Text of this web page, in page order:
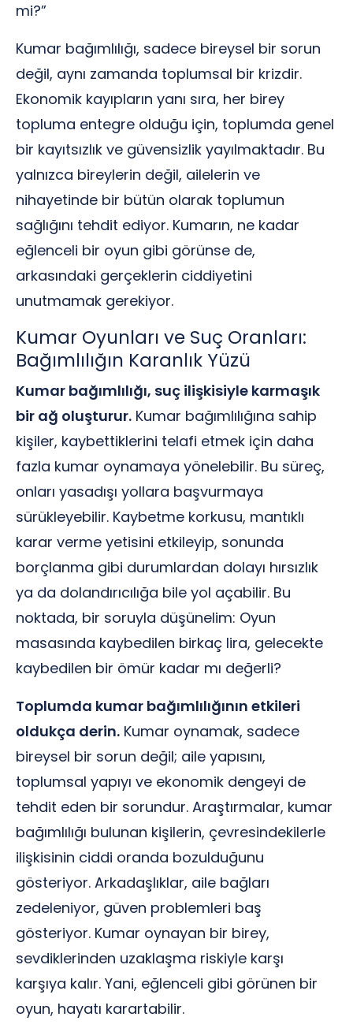
mi?”
Kumar bağımlılığı, sadece bireysel bir sorun
değil, aynı zamanda toplumsal bir krizdir.
Ekonomik kayıpların yanı sıra, her birey
topluma entegre olduğu için, toplumda genel
bir kayıtsızlık ve güvensizlik yayılmaktadır. Bu
yalnızca bireylerin değil, ailelerin ve
nihayetinde bir bütün olarak toplumun
sağlığını tehdit ediyor. Kumarın, ne kadar
eğlenceli bir oyun gibi görünse de,
arkasındaki gerçeklerin ciddiyetini
unutmamak gerekiyor.
Kumar Oyunları ve Suç Oranları:
Bağımlılığın Karanlık Yüzü
Kumar bağımlılığı, suç ilişkisiyle karmaşık
bir ağ oluşturur. Kumar bağımlılığına sahip
kişiler, kaybettiklerini telafi etmek için daha
fazla kumar oynamaya yönelebilir. Bu süreç,
onları yasadışı yollara başvurmaya
sürükleyebilir. Kaybetme korkusu, mantıklı
karar verme yetisini etkileyip, sonunda
borçlanma gibi durumlardan dolayı hırsızlık
ya da dolandırıcılığa bile yol açabilir. Bu
noktada, bir soruyla düşünelim: Oyun
masasında kaybedilen birkaç lira, gelecekte
kaybedilen bir ömür kadar mı değerli?
Toplumda kumar bağımlılığının etkileri
oldukça derin. Kumar oynamak, sadece
bireysel bir sorun değil; aile yapısını,
toplumsal yapıyı ve ekonomik dengeyi de
tehdit eden bir sorundur. Araştırmalar, kumar
bağımlılığı bulunan kişilerin, çevresindekilerle
ilişkisinin ciddi oranda bozulduğunu
gösteriyor. Arkadaşlıklar, aile bağları
zedeleniyor, güven problemleri baş
gösteriyor. Kumar oynayan bir birey,
sevdiklerinden uzaklaşma riskiyle karşı
karşıya kalır. Yani, eğlenceli gibi görünen bir
oyun, hayatı karartabilir.